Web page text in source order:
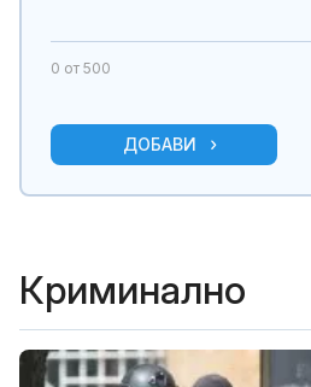
0 от 500
ДОБАВИ
Криминално